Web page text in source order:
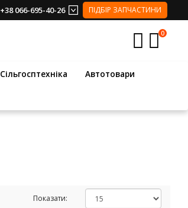
+38 066-695-40-26 ПІДБІР ЗАПЧАСТИНИ
0
Сільгосптехніка Автотовари
Показати: